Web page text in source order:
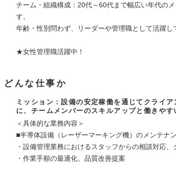
チーム・組織構成：20代～60代まで幅広い年代の
す。
年齢・性別問わず、リーダーや管理職として活躍し
★女性管理職活躍中！
どんな仕事か
ミッション：設備の安定稼働を通じてクライ
に、チームメンバーのスキルアップと働きやす
＜具体的な業務内容＞
■半導体設備（レーザーマーキング機）のメンテナ
・設備管理業務におけるスタッフからの相談対応
・作業手順の最適化、品質改善提案